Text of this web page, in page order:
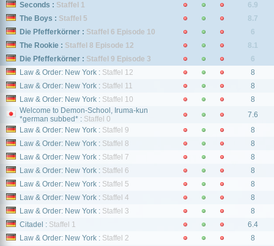
Seconds : Staffel 1
6.9
The Boys : Staffel 5
8.7
Die Pfefferkörner : Staffel 6 Episode 10
6
The Rookie : Staffel 8 Episode 12
8.1
Die Pfefferkörner : Staffel 9 Episode 3
6
Law & Order: New York : Staffel 12
8
Law & Order: New York : Staffel 11
8
Law & Order: New York : Staffel 10
8
Welcome to Demon-School, Iruma-kun
*german subbed* : Staffel 0
7.6
Law & Order: New York : Staffel 9
8
Law & Order: New York : Staffel 8
8
Law & Order: New York : Staffel 7
8
Law & Order: New York : Staffel 6
8
Law & Order: New York : Staffel 5
8
Law & Order: New York : Staffel 4
8
Law & Order: New York : Staffel 3
8
Citadel : Staffel 1
6.4
Law & Order: New York : Staffel 2 8